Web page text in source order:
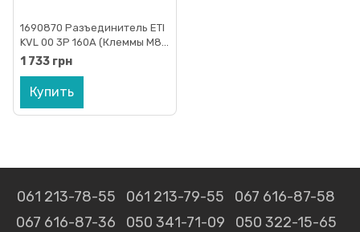
1690870 Разъединитель ETI
KVL 00 3P 160A (Клеммы M8-
M8)
1 733 грн
Купить
061 213-78-55 061 213-79-55
067 616-87-58
067 616-87-36
050 341-71-09 050 322-15-65